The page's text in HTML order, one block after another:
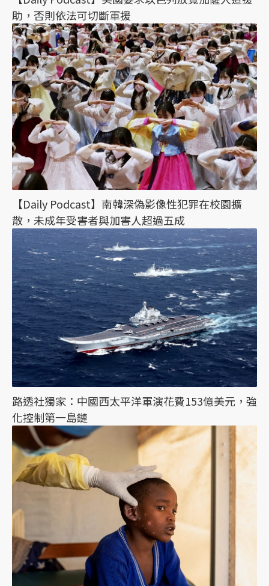
助，否則依法可切斷軍援
【Daily Podcast】南韓深偽影像性犯罪在校園擴
散，未成年受害者與加害人超過五成
路透社獨家：中國西太平洋軍演花費153億美元，強
化控制第一島鏈